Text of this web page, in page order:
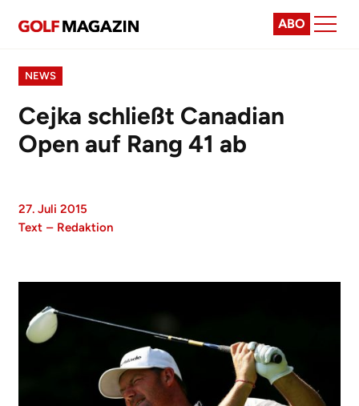
ABO
NEWS
Cejka schließt Canadian
Open auf Rang 41 ab
27. Juli 2015
Text – Redaktion